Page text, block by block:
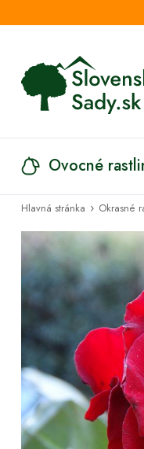
Ovocné
Hlavná stránka › Okrasné